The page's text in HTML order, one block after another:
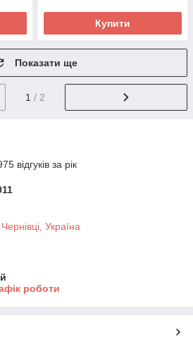
Купити
Показати ще
1 / 2
відгуків за рік
Україна
роботи